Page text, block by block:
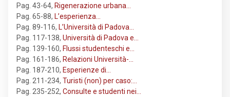
Pag. 43-64, Rigenerazione urbana…
Pag. 65-88, L’esperienza…
Pag. 89-116, L’Università di Padova…
Pag. 117-138, Università di Padova e…
Pag. 139-160, Flussi studenteschi e…
Pag. 161-186, Relazioni Università-…
Pag. 187-210, Esperienze di…
Pag. 211-234, Turisti (non) per caso:…
Pag. 235-252, Consulte e studenti nei…